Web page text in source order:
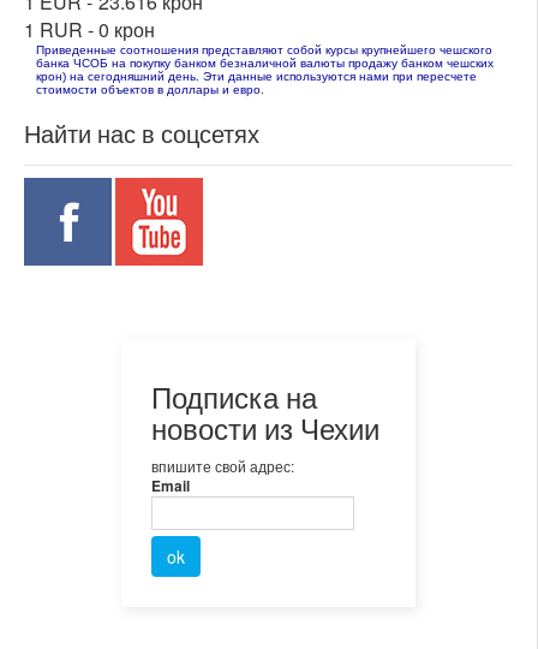
1 RUR -0 крон
Приведенные соотношения представляют собой курсы крупнейшего чешского
банка ЧСОБ на покупку банком безналичной валюты продажу банком чешских
крон) на сегодняшний день. Эти данные используются нами при пересчете
стоимости объектов в доллары и евро.
Найти нас в соцсетях
Подписка на
новости из Чехии
впишите свой адрес:
Email